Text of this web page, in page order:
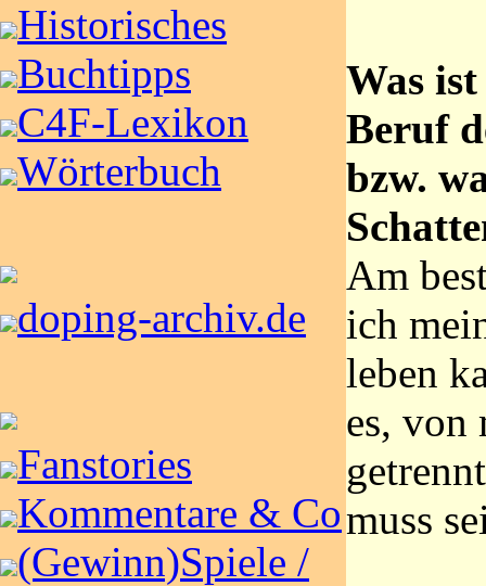
Historisches
Buchtipps
C4F-Lexikon
Wörterbuch
doping-archiv.de
Fanstories
Kommentare & Co
(Gewinn)Spiele /
Was
Beruf
bzw.
Am
ich
leben
es, von
muss